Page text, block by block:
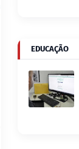
EDUCAÇÃO